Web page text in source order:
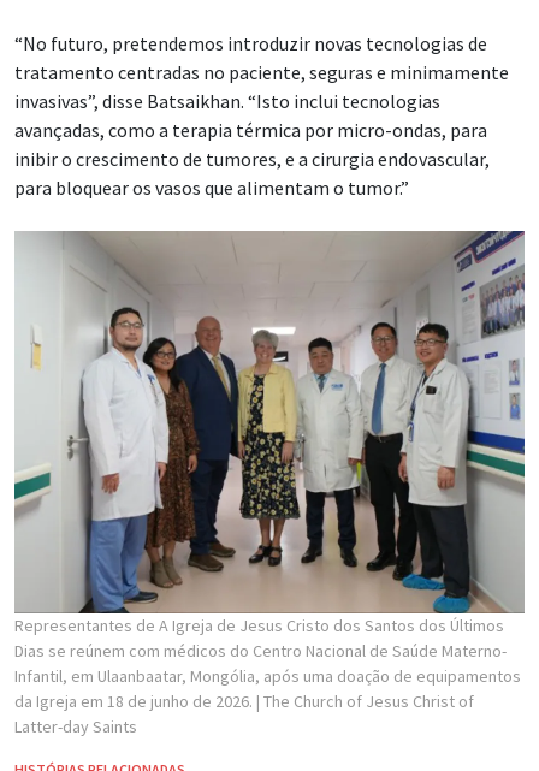
“No futuro, pretendemos introduzir novas tecnologias de
tratamento centradas no paciente, seguras e minimamente
invasivas”, disse Batsaikhan. “Isto inclui tecnologias
avançadas, como a terapia térmica por micro-ondas, para
inibir o crescimento de tumores, e a cirurgia endovascular,
para bloquear os vasos que alimentam o tumor.”
Representantes de A Igreja de Jesus Cristo dos Santos dos Últimos
Dias se reúnem com médicos do Centro Nacional de Saúde Materno-
Infantil, em Ulaanbaatar, Mongólia, após uma doação de equipamentos
da Igreja em 18 de junho de 2026. | The Church of Jesus Christ of
Latter-day Saints